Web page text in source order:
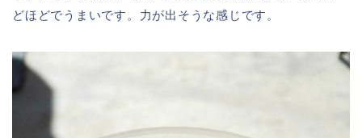
どほどでうまいです。力が出そうな感じです。